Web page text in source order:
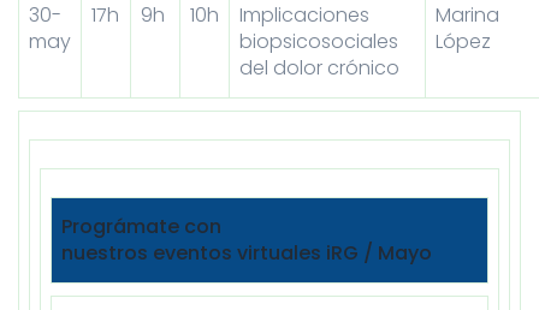
30-
may
17h 9h 10h
Implicaciones
biopsicosociales
del dolor crónico
Marina
López
Prográmate con
nuestros eventos virtuales iRG / Mayo